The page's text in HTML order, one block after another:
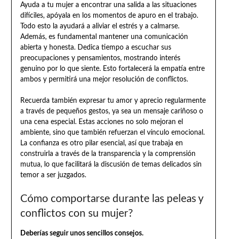
Ayuda a tu mujer a encontrar una salida a las situaciones
difíciles, apóyala en los momentos de apuro en el trabajo.
Todo esto la ayudará a aliviar el estrés y a calmarse.
Además, es fundamental mantener una comunicación
abierta y honesta. Dedica tiempo a escuchar sus
preocupaciones y pensamientos, mostrando interés
genuino por lo que siente. Esto fortalecerá la empatía entre
ambos y permitirá una mejor resolución de conflictos.
Recuerda también expresar tu amor y aprecio regularmente
a través de pequeños gestos, ya sea un mensaje cariñoso o
una cena especial. Estas acciones no solo mejoran el
ambiente, sino que también refuerzan el vínculo emocional.
La confianza es otro pilar esencial, así que trabaja en
construirla a través de la transparencia y la comprensión
mutua, lo que facilitará la discusión de temas delicados sin
temor a ser juzgados.
Cómo comportarse durante las peleas y
conflictos con su mujer?
Deberías seguir unos sencillos consejos.